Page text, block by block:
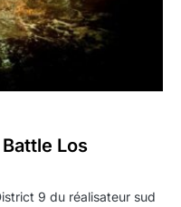
Los
9 du réalisateur sud